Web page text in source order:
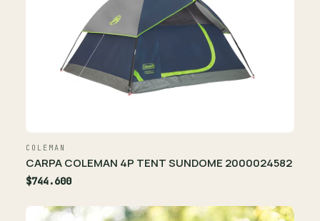
COLEMAN
CARPA COLEMAN 4P TENT SUNDOME 2000024582
$744.600